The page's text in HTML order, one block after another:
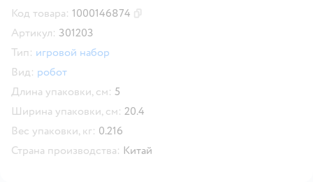
Код товара: 1000146874
Артикул: 301203
Тип: игровой набор
Вид: робот
Длина упаковки, см: 5
Ширина упаковки, см: 20.4
Вес упаковки, кг: 0.216
Страна производства: Китай